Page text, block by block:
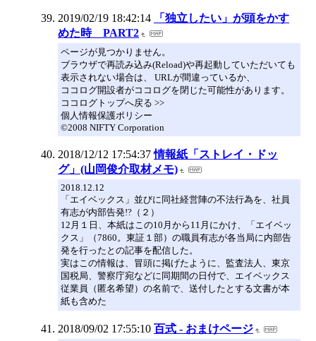
2019/02/19 18:42:14
「独立したい」が頭をかす
めた時 PART2
ページが見つかりません。
ブラウザで再読み込み(Reload)や再起動していただいても
表示されない場合は、 URLが間違っているか、
ココログ開設者がココログを閉じた可能性があります。
ココログトップへ戻る >>
個人情報保護ポリシー
©2008 NIFTY Corporation
2018/12/12 17:54:37 情報紙「ストレイ・ドッ
グ」(山岡俊介取材メモ)
2018.12.12
「エイベックス」並びに同社経営陣の不法行為を、社員
有志が内部告発!?（２）
12月１日、本紙はこの10月から11月にかけ、「エイベッ
クス」（7860。東証１部）の職員有志が各当局に内部告
発を行ったとの記事を配信した。
実はこの情報は、冒頭に掲げたように、監査法人、東京
国税局、警察庁宛などに同期間の日付で、エイベックス
従業員（匿名希望）の名前で、送付したとする文書が本
紙も含めた
2018/09/02 17:55:10 百式 - おまけページ